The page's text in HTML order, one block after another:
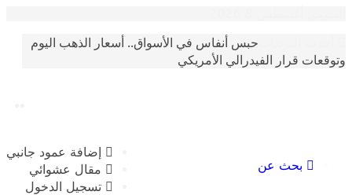
حبس أنفاس في الأسواق.. أسعار الذهب اليوم
قرار الفيدرالي الأمريكي
إضافة عمود جانبي
مقال عشوائي
تسجيل الدخول
بحث عن